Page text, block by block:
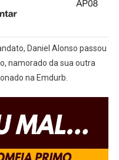
Daniel Alonso passou
namorado da sua outra
na Emdurb.